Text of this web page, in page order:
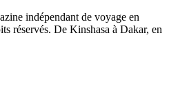
indépendant de voyage en
réservés. De Kinshasa à Dakar, en